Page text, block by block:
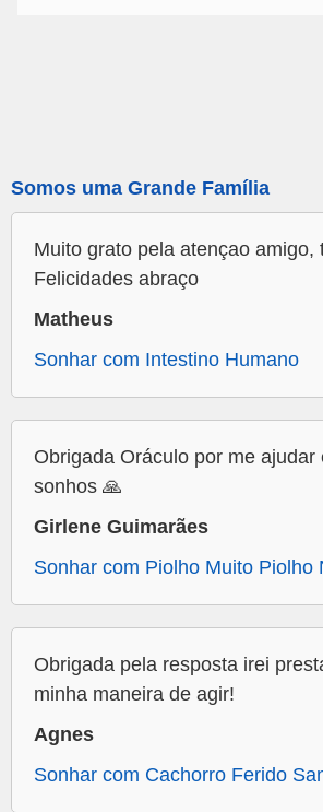
Somos uma Grande Família
Muito grato pela atençao amigo,
Felicidades abraço
Matheus
Sonhar com Intestino Humano
Obrigada Oráculo por me ajudar
sonhos 🙏
Girlene Guimarães
Sonhar com Piolho Muito Piolho
Obrigada pela resposta irei
minha maneira de agir!
Agnes
Sonhar com Cachorro Ferido